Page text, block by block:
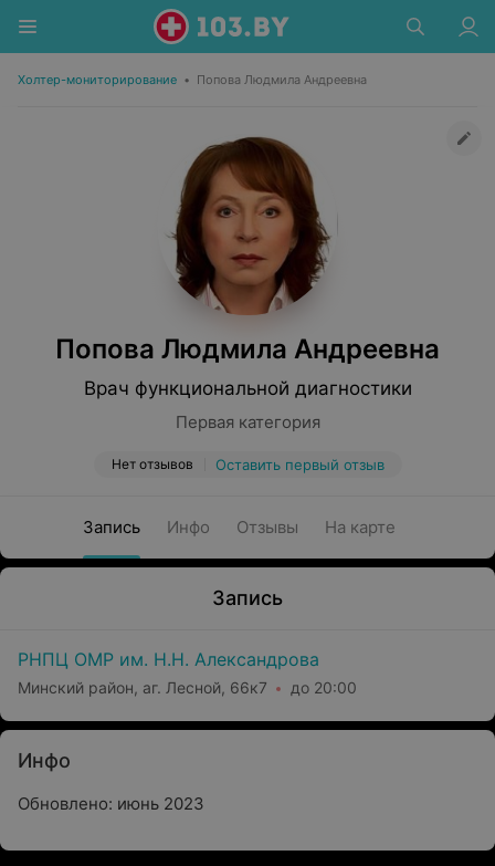
Холтер-мониторирование • Попова Людмила Андреевна
Попова Людмила Андреевна
Врач функциональной диагностики
Первая категория
Нет отзывов Оставить первый отзыв
Запись Инфо Отзывы На карте
Запись
РНПЦ ОМР им. Н.Н. Александрова
Минский район, аг. Лесной, 66к7 до 20:00
Инфо
Обновлено: июнь 2023